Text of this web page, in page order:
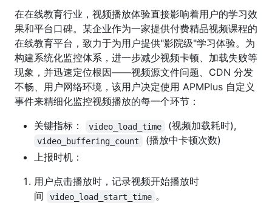
在在线教育行业，视频播放体验直接影响着用户的学习效
果和平台口碑。某企业作为一家提供付费精品视频课程的
在线教育平台，致力于为用户提供"影院级"学习体验。为
构建系统化监控体系，进一步减少视频卡顿、加载失败等
现象，并迅速定位根因——视频源文件问题、CDN 分发
不畅、用户网络环境，该用户决定使用 APMPlus 自定义
事件来精细化监控视频播放的每一个环节：
关键指标：
video_load_time (视频加载耗时),
video_buffering_count
(播放中卡顿次数)
上报时机：
用户点击播放时，记录视频开始播放时
间
video_load_start_time 。